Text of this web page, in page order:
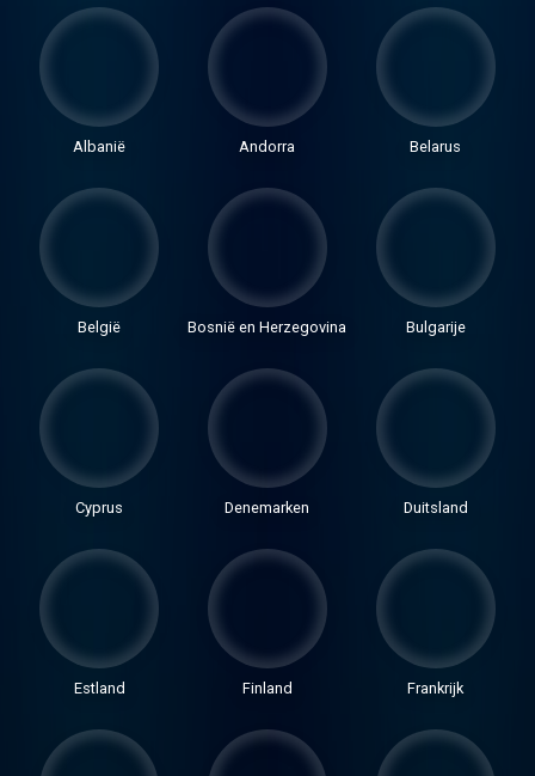
Albanië Andorra Belarus
België Bosnië en Herzegovina Bulgarije
Cyprus Denemarken Duitsland
Estland Finland Frankrijk